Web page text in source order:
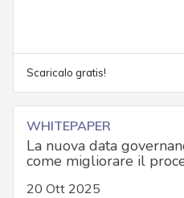
Scaricalo gratis!
WHITEPAPER
La nuova data
come migliorare il
20 Ott 2025